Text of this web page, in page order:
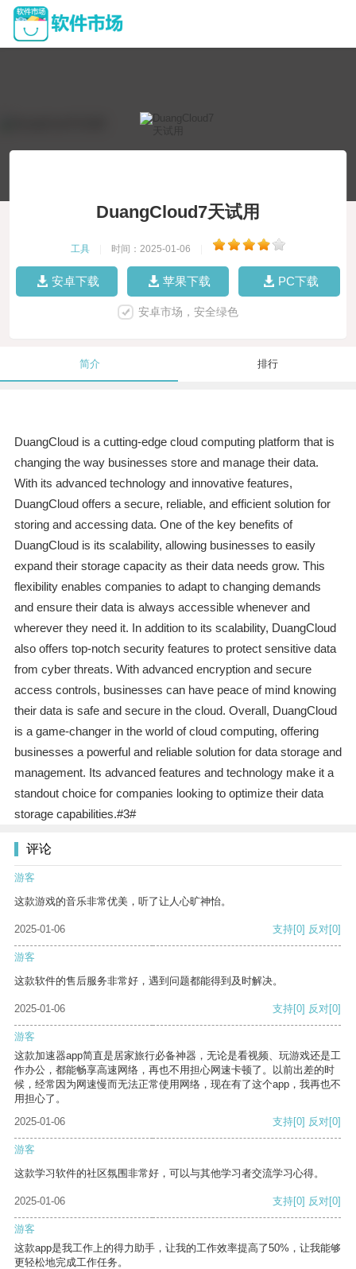
DuangCloud7天试用
工具 时间：2025-01-06
安卓下载 苹果下载 PC下载
安卓市场，安全绿色
简介 排行
DuangCloud is a cutting-edge cloud computing platform that is
changing the way businesses store and manage their data.
With its advanced technology and innovative features,
DuangCloud offers a secure, reliable, and efficient solution for
storing and accessing data. One of the key benefits of
DuangCloud is its scalability, allowing businesses to easily
expand their storage capacity as their data needs grow. This
flexibility enables companies to adapt to changing demands
and ensure their data is always accessible whenever and
wherever they need it. In addition to its scalability, DuangCloud
also offers top-notch security features to protect sensitive data
from cyber threats. With advanced encryption and secure
access controls, businesses can have peace of mind knowing
their data is safe and secure in the cloud. Overall, DuangCloud
is a game-changer in the world of cloud computing, offering
businesses a powerful and reliable solution for data storage and
management. Its advanced features and technology make it a
standout choice for companies looking to optimize their data
storage capabilities.#3#
评论
游客
这款游戏的音乐非常优美，听了让人心旷神怡。
2025-01-06 支持[0] 反对[0]
游客
这款软件的售后服务非常好，遇到问题都能得到及时解决。
2025-01-06 支持[0] 反对[0]
游客
这款加速器app简直是居家旅行必备神器，无论是看视频、玩游戏还是工
作办公，都能畅享高速网络，再也不用担心网速卡顿了。以前出差的时
候，经常因为网速慢而无法正常使用网络，现在有了这个app，我再也不
用担心了。
2025-01-06
支持[0] 反对[0]
游客
这款学习软件的社区氛围非常好，可以与其他学习者交流学习心得。
2025-01-06 支持[0] 反对[0]
游客
这款app是我工作上的得力助手，让我的工作效率提高了50%，让我能够
更轻松地完成工作任务。